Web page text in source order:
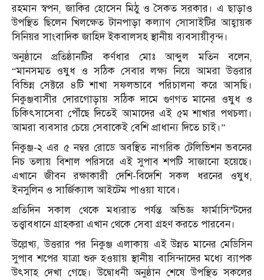
রহমান স্বপন, জাকির হোসেন মিঠু ও সৈকত সরকার। এ ছাড়াও
উপস্থিত ছিলেন খিলক্ষেত টানপাড়া কল্যাণ সোসাইটির আহ্বায়ক
সিনিয়র সাংবাদিক জাহিদ ইকবালসহ স্থানীয় ব্যবসায়ীবৃন্দ।
অনুষ্ঠানে প্রতিষ্ঠানটির কর্ণধার মোঃ আব্দুল মতিন বলেন,
“মানসম্মত ওষুধ ও সঠিক সেবার লক্ষ্য নিয়ে আমরা উত্তরার
বিভিন্ন সেক্টরে ৪টি শাখা সফলভাবে পরিচালনা করে আসছি।
নিকুঞ্জবাসীর দোরগোড়ায় সঠিক দামে গুণগত মানের ওষুধ ও
চিকিৎসাসেবা পৌঁছে দিতেই আমাদের এই ৫ম শাখার পথচলা।
আমরা ব্যবসার চেয়ে সেবাকেই বেশি প্রাধান্য দিতে চাই।”
নিকুঞ্জ-২ এর ৫ নম্বর রোডে অবস্থিত নাগরিক টেলিভিশন ভবনের
নিচ তলায় বিশাল পরিসরে এই সুপাব শপটি সাজানো হয়েছে।
এখানে জীবন রক্ষাকারী দেশি-বিদেশি সকল ধরনের ওষুধ,
ইনসুলিন ও সার্জিক্যাল আইটেম পাওয়া যাবে।
প্রতিদিন সকাল থেকে মধ্যরাত পর্যন্ত অভিজ্ঞ ফার্মাসিস্টদের
তত্ত্বাবধানে গ্রাহকরা এখান থেকে সেবা গ্রহণ করতে পারবেন।
উল্লেখ্য, উত্তরার পর নিকুঞ্জ এলাকায় এই উন্নত মানের মেডিসিন
সুপাব শপের যাত্রা শুরু হওয়ায় স্থানীয় বাসিন্দাদের মধ্যে ব্যাপক
উৎসাহ দেখা গেছে। উদ্বোধনী অনুষ্ঠান শেষে উপস্থিত সকলের